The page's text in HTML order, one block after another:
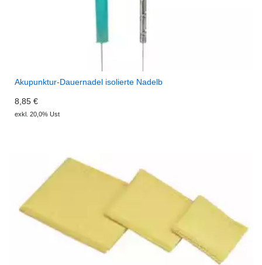
Akupunktur-Dauernadel isolierte Nadelb
8,85 €
exkl. 20,0% Ust